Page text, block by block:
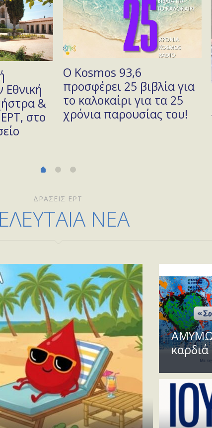
Εθνική
&
στο
Ο Kosmos 93,6
προσφέρει 25 βιβλία για
το καλοκαίρι για τα 25
χρόνια παρουσίας του!
ΔΡΑΣΕΙΣ ΕΡΤ
ΝΕΑ
καρδιά